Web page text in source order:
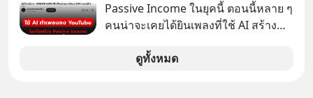
Passive Income ในยุคนี้ ตอนนี้หลาย ๆ
คนน่าจะเคยได้ยินเพลงที่ใช้ AI สร้าง
รู้ตัวเรา” จากช่องชื่อว่า UNHEARD
ดูทั้งหมด